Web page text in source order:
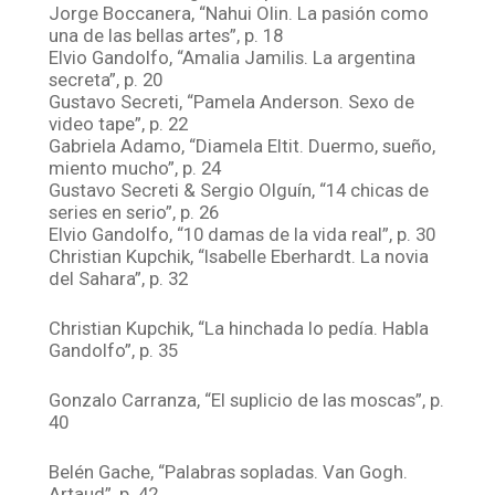
Jorge Boccanera, “Nahui Olin. La pasión como
una de las bellas artes”, p. 18
Elvio Gandolfo, “Amalia Jamilis. La argentina
secreta”, p. 20
Gustavo Secreti, “Pamela Anderson. Sexo de
video tape”, p. 22
Gabriela Adamo, “Diamela Eltit. Duermo, sueño,
miento mucho”, p. 24
Gustavo Secreti & Sergio Olguín, “14 chicas de
series en serio”, p. 26
Elvio Gandolfo, “10 damas de la vida real”, p. 30
Christian Kupchik, “Isabelle Eberhardt. La novia
del Sahara”, p. 32
Christian Kupchik, “La hinchada lo pedía. Habla
Gandolfo”, p. 35
Gonzalo Carranza, “El suplicio de las moscas”, p.
40
Belén Gache, “Palabras sopladas. Van Gogh.